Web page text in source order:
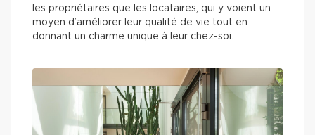
les propriétaires que les locataires, qui y voient un
moyen d’améliorer leur qualité de vie tout en
donnant un charme unique à leur chez-soi.